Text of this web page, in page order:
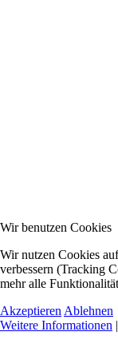
Wir benutzen Cookies
Wir nutzen Cookies
verbessern (Tracking
mehr alle
Akzeptieren Ablehnen
Weitere Informationen |